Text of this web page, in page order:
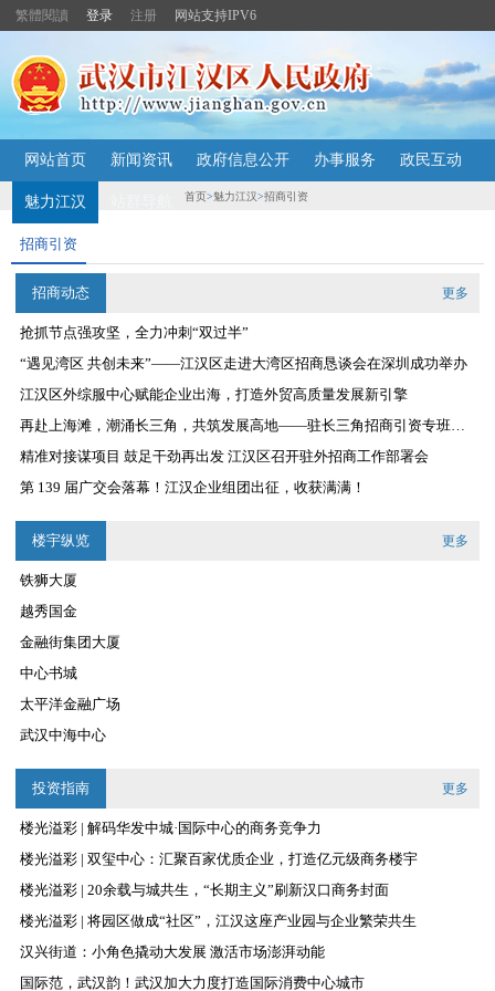
繁體閱讀 登录 注册 网站支持IPV6
航
位
网站首页 新闻资讯 政府信息公开 办事服务 政民互动
魅力江汉 首页>魅力江汉>招商引资
招商引资
招商动态 更多
抢抓节点强攻坚，全力冲刺“双过半”
2026-06-08
“遇见湾区 共创未来”——江汉区走进大湾区招商恳谈会在深圳成功举办
江汉区外综服中心赋能企业出海，打造外贸高质量发展新引擎
2026-05-26
再赴上海滩，潮涌长三角，共筑发展高地——驻长三角招商引资专班工作成果汇报
2026-05-19
精准对接谋项目 鼓足干劲再出发 江汉区召开驻外招商工作部署会
第 139 届广交会落幕！江汉企业组团出征，收获满满！
楼宇纵览 更多
铁狮大厦
越秀国金
金融街集团大厦
中心书城
太平洋金融广场
武汉中海中心
投资指南 更多
楼光溢彩 | 解码华发中城·国际中心的商务竞争力
2025-11-17
楼光溢彩 | 双玺中心：汇聚百家优质企业，打造亿元级商务楼宇
楼光溢彩 | 20余载与城共生，“长期主义”刷新汉口商务封面
2025-05-07
楼光溢彩 | 将园区做成“社区”，江汉这座产业园与企业繁荣共生
汉兴街道：小角色撬动大发展 激活市场澎湃动能
国际范，武汉韵！武汉加大力度打造国际消费中心城市